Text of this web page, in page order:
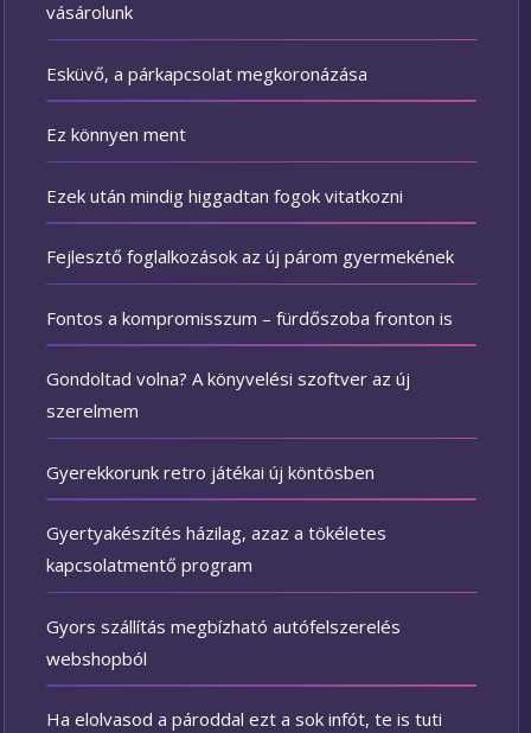
vásárolunk
Esküvő, a párkapcsolat megkoronázása
Ez könnyen ment
Ezek után mindig higgadtan fogok vitatkozni
Fejlesztő foglalkozások az új párom gyermekének
Fontos a kompromisszum – fürdőszoba fronton is
Gondoltad volna? A könyvelési szoftver az új
szerelmem
Gyerekkorunk retro játékai új köntösben
Gyertyakészítés házilag, azaz a tökéletes
kapcsolatmentő program
Gyors szállítás megbízható autófelszerelés
webshopból
Ha elolvasod a pároddal ezt a sok infót, te is tuti